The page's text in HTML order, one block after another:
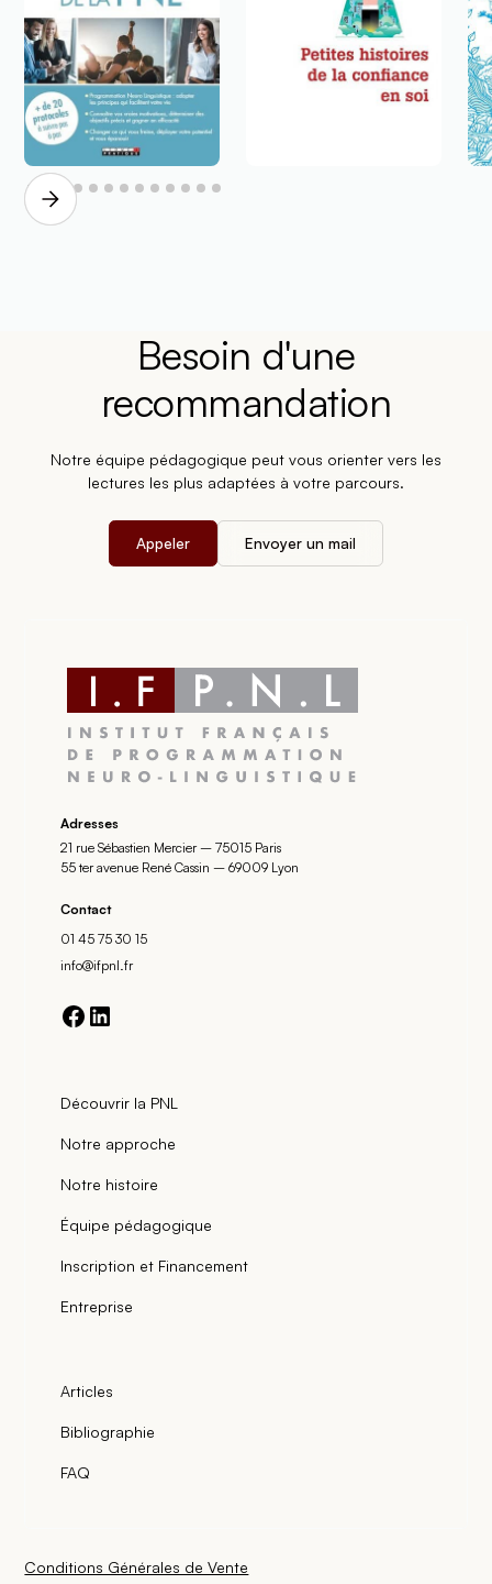
Besoin d'une
recommandation
Notre équipe pédagogique peut vous orienter vers les
lectures les plus adaptées à votre parcours.
Appeler Envoyer un mail
Adresses
21 rue Sébastien Mercier – 75015 Paris
55 ter avenue René Cassin – 69009 Lyon
Contact
01 45 75 30 15
info@ifpnl.fr
Découvrir la PNL
Notre approche
Notre histoire
Équipe pédagogique
Inscription et Financement
Entreprise
Articles
Bibliographie
FAQ
Conditions Générales de Vente